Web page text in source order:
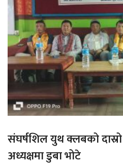
संघर्षशिल युथ क्लबको
अध्यक्षमा डुबा भोटे